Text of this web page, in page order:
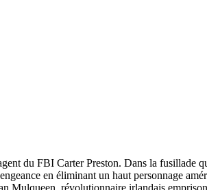
du FBI Carter Preston. Dans la fusillade
en éliminant un haut personnage
Mulqueen, révolutionnaire irlandais